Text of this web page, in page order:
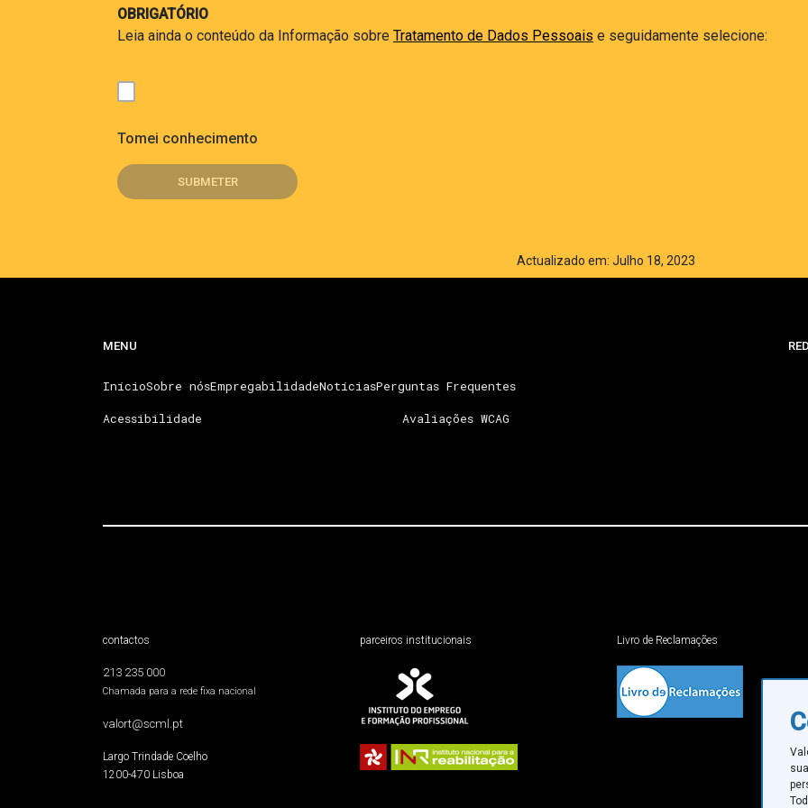
OBRIGATÓRIO
Leia ainda o conteúdo da Informação sobre Tratamento de Dados Pessoais e seguidamente selecione:
Tomei conhecimento
Actualizado em: Julho 18, 2023
MENU
InícioSobre nósEmpregabilidadeNotíciasPerguntas Frequentes
Acessibilidade
Avaliações WCAG
contactos
213 235 000
Chamada para a rede fixa nacional
valort@scml.pt
Largo Trindade Coelho
1200-470 Lisboa
parceiros institucionais Livro de Reclamações